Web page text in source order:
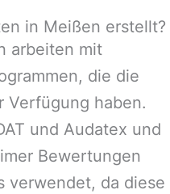
in Meißen erstellt?
arbeiten mit
die die
Verfügung haben.
und Audatex und
Bewertungen
verwendet, da diese